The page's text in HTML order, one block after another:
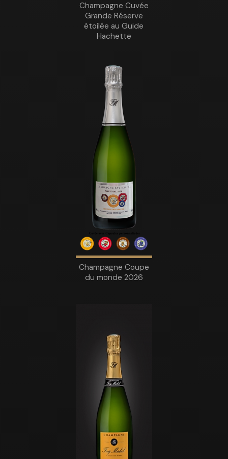
Champagne Cuvée
Grande Réserve
étoilée au Guide
Hachette
Champagne Coupe
du monde 2026